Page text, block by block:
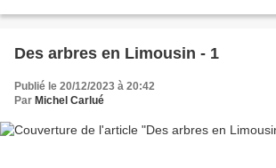
Des arbres en Limousin - 1
Publié le 20/12/2023 à 20:42
Par Michel Carlué